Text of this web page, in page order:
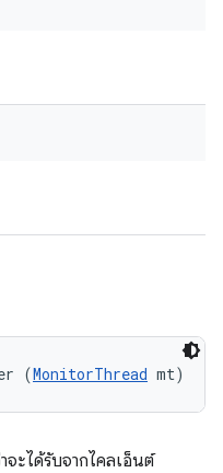
(MonitorThread mt)
จะได้รับจากไคลเอ็นต์